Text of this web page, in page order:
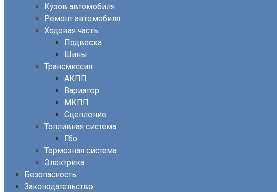
Кузов автомобиля
Ремонт автомобиля
Ходовая часть
Подвеска
Шины
Трансмиссия
АКПП
Вариатор
МКПП
Сцепление
Топливная система
Гбо
Тормозная система
Электрика
Безопасность
Законодательство